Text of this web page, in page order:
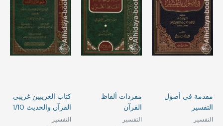
مقدمة في أصول
التفسير
التفسير
مفردات ألفاظ
القرآن
التفسير
كتاب الغريبين ‏غريبي
القرآن والحديث 1/10
التفسير